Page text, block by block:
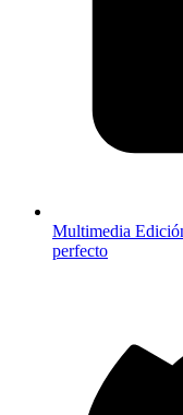
Multimedia
perfecto